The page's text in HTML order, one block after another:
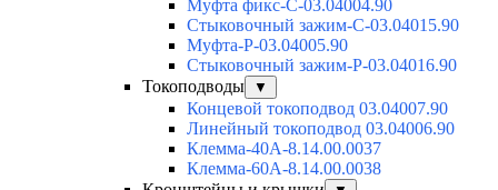
Муфта фикс-С-03.04004.90
Стыковочный зажим-С-03.04015.90
Муфта-Р-03.04005.90
Стыковочный зажим-Р-03.04016.90
Токоподводы
▼
Концевой токоподвод 03.04007.90
Линейный токоподвод 03.04006.90
Клемма-40А-8.14.00.0037
Клемма-60А-8.14.00.0038